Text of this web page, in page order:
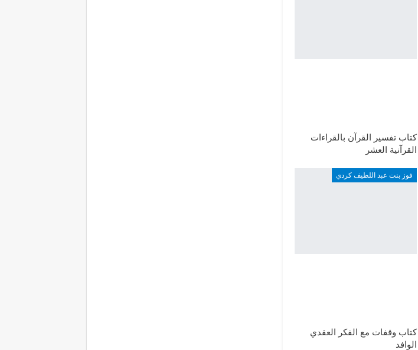
كتاب تفسير القرآن بالقراءات
القرآنية العشر
فوز بنت عبد اللطيف كردي
كتاب وقفات مع الفكر العقدي
الوافد